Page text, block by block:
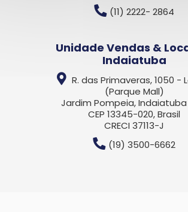
(11) 2222- 2864
Unidade Vendas &
Indaiatuba
R. das Primaveras, 1050 -
(Parque Mall)
Jardim Pompeia, Indaiatuba
CEP 13345-020, Brasil
CRECI 37113-J
(19) 3500-6662